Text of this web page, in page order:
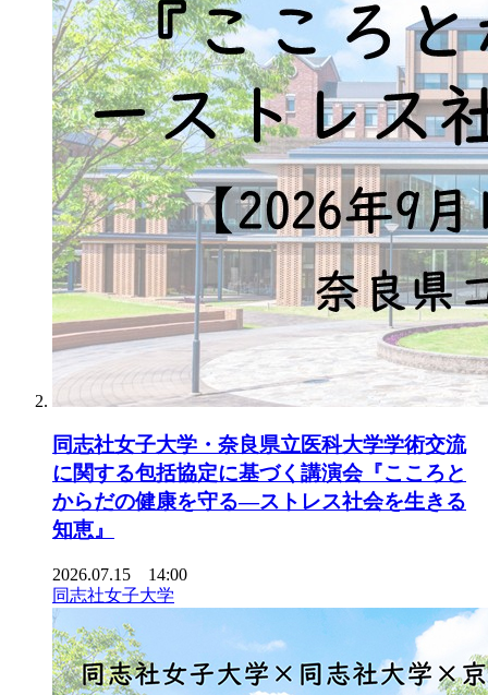
同志社女子大学・奈良県立医科大学学術交流
に関する包括協定に基づく講演会『こころと
からだの健康を守る―ストレス社会を生きる
知恵』
2026.07.15 14:00
同志社女子大学